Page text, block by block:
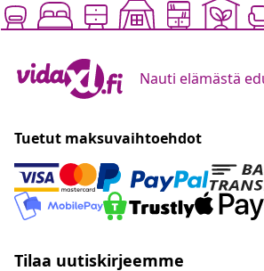
Nauti elämästä
Tuetut maksuvaihtoehdot
Tilaa uutiskirjeemme